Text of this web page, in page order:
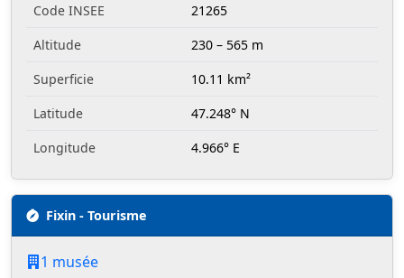
Code INSEE
21265
Altitude
230 – 565 m
Superficie
10.11 km²
Latitude
47.248° N
Longitude
4.966° E
Fixin - Tourisme
1 musée